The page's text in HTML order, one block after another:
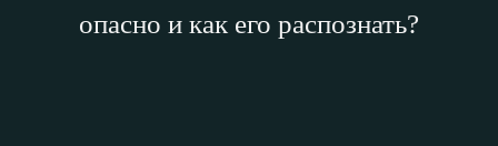
опасно и как его распознать?